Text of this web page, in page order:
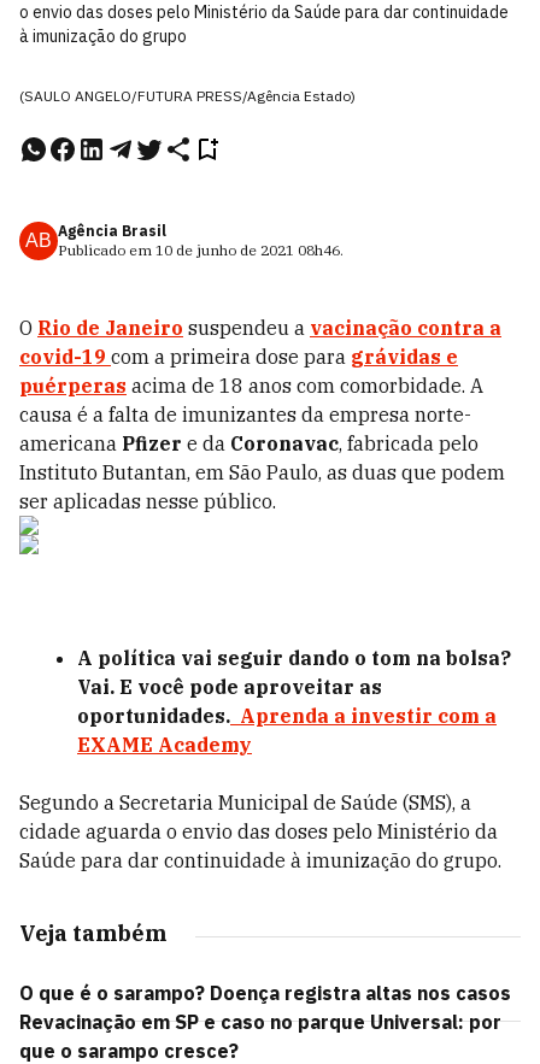
o envio das doses pelo Ministério da Saúde para dar continuidade
à imunização do grupo
(SAULO ANGELO/FUTURA PRESS/Agência Estado)
AB Agência Brasil
Publicado em 10 de junho de 2021 08h46.
O Rio de Janeiro suspendeu a vacinação contra a
covid-19 com a primeira dose para grávidas e
puérperas acima de 18 anos com comorbidade. A
causa é a falta de imunizantes da empresa norte-
americana Pfizer e da Coronavac, fabricada pelo
Instituto Butantan, em São Paulo, as duas que podem
ser aplicadas nesse público.
A política vai seguir dando o tom na bolsa?
Vai. E você pode aproveitar as
oportunidades. Aprenda a investir com a
EXAME Academy
Segundo a Secretaria Municipal de Saúde (SMS), a
cidade aguarda o envio das doses pelo Ministério da
Saúde para dar continuidade à imunização do grupo.
Veja também
O que é o sarampo? Doença registra altas nos casos
Revacinação em SP e caso no parque Universal: por
que o sarampo cresce?